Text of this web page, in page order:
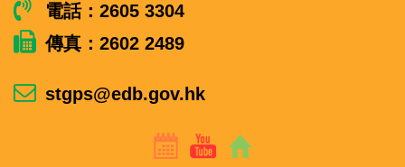
電話：2605 3304
傳真：2602 2489
stgps@edb.gov.hk